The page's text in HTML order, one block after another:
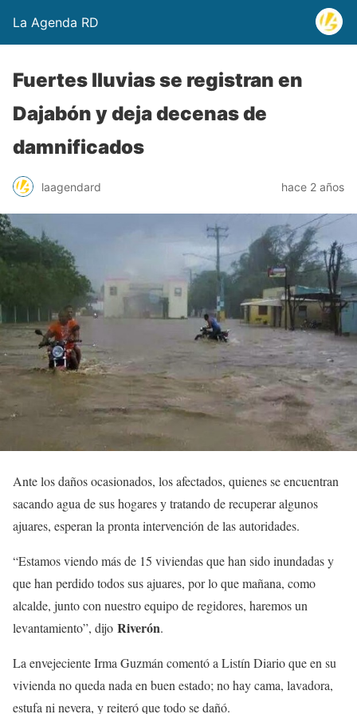
La Agenda RD
Fuertes lluvias se registran en
Dajabón y deja decenas de
damnificados
laagendard hace 2 años
Ante los daños ocasionados, los afectados, quienes se encuentran
sacando agua de sus hogares y tratando de recuperar algunos
ajuares, esperan la pronta intervención de las autoridades.
“Estamos viendo más de 15 viviendas que han sido inundadas y
que han perdido todos sus ajuares, por lo que mañana, como
alcalde, junto con nuestro equipo de regidores, haremos un
levantamiento”, dijo Riverón.
La envejeciente Irma Guzmán comentó a Listín Diario que en su
vivienda no queda nada en buen estado; no hay cama, lavadora,
estufa ni nevera, y reiteró que todo se dañó.